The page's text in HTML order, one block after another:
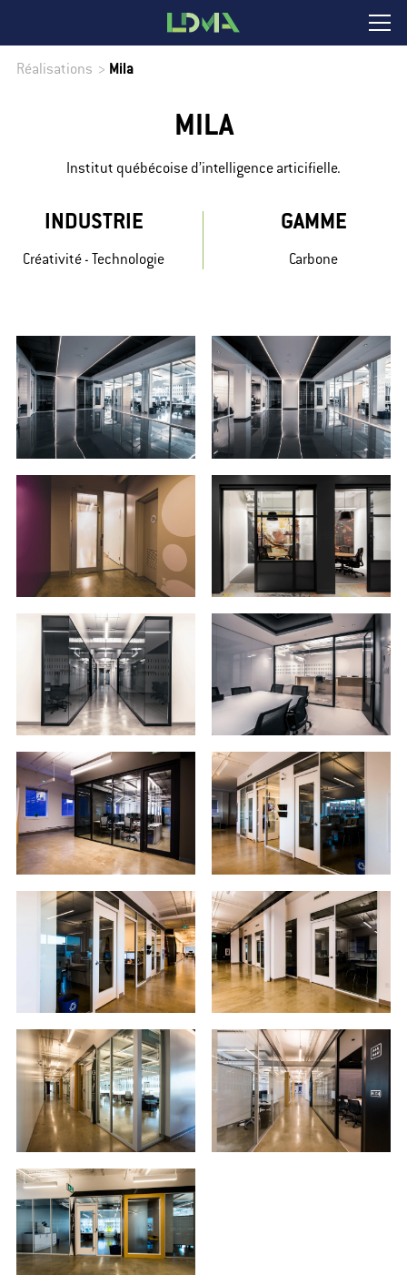
Réalisations > Mila
MILA
Institut québécoise d’intelligence articifielle.
INDUSTRIE
Créativité - Technologie
GAMME
Carbone